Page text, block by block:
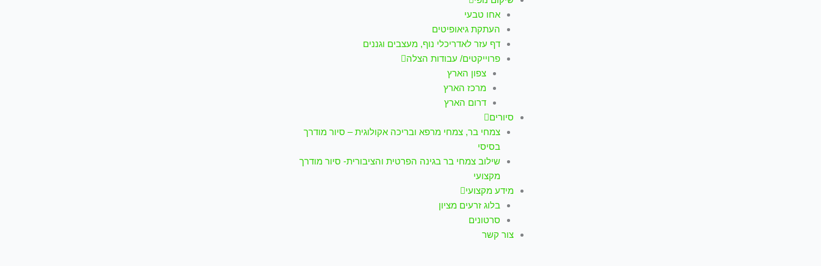
אחו טבעי
העתקת גיאופיטים
דף עזר לאדריכלי נוף, מעצבים וגננים
פרוייקטים/ עבודות הצלה
צפון הארץ
מרכז הארץ
דרום הארץ
סיורים
צמחי בר, צמחי מרפא ובריכה אקולוגית – סיור מודרך
בסיסי
שילוב צמחי בר בגינה הפרטית והציבורית- סיור מודרך
מקצועי
מידע מקצועי
בלוג זרעים מציון
סרטונים
צור קשר